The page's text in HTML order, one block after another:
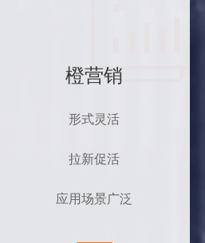
橙营销
形式灵活
拉新促活
应用场景广泛